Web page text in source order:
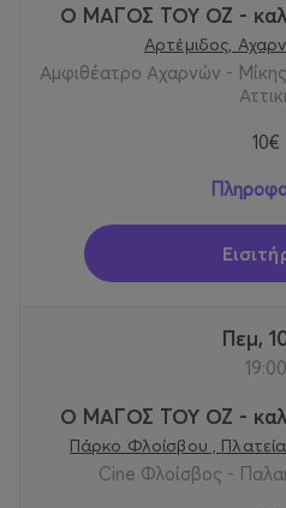
Ο ΜΑΓΟΣ ΤΟΥ ΟΖ -
Αρτέμιδος,
Αμφιθέατρο Αχαρνών -
10€
Πεμ,
19:00
Ο ΜΑΓΟΣ ΤΟΥ ΟΖ -
Πάρκο Φλοίσβου ,
Cine Φλοίσβος -